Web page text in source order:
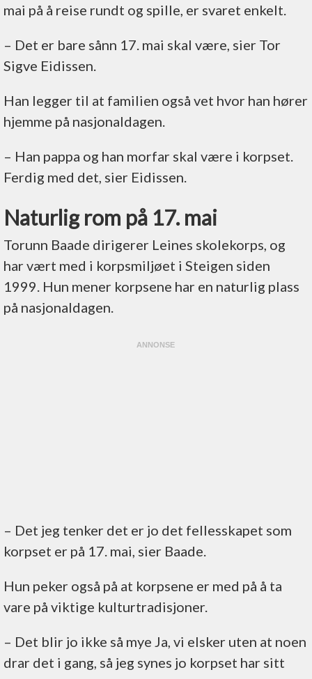
mai på å reise rundt og spille, er svaret enkelt.
–⁠ Det er bare sånn 17. mai skal være, sier Tor
Sigve Eidissen.
Han legger til at familien også vet hvor han hører
hjemme på nasjonaldagen.
–⁠ Han pappa og han morfar skal være i korpset.
Ferdig med det, sier Eidissen.
Naturlig rom på 17. mai
Torunn Baade dirigerer Leines skolekorps, og
har vært med i korpsmiljøet i Steigen siden
1999. Hun mener korpsene har en naturlig plass
på nasjonaldagen.
–⁠ Det jeg tenker det er jo det fellesskapet som
korpset er på 17. mai, sier Baade.
Hun peker også på at korpsene er med på å ta
vare på viktige kulturtradisjoner.
–⁠ Det blir jo ikke så mye Ja, vi elsker uten at noen
drar det i gang, så jeg synes jo korpset har sitt